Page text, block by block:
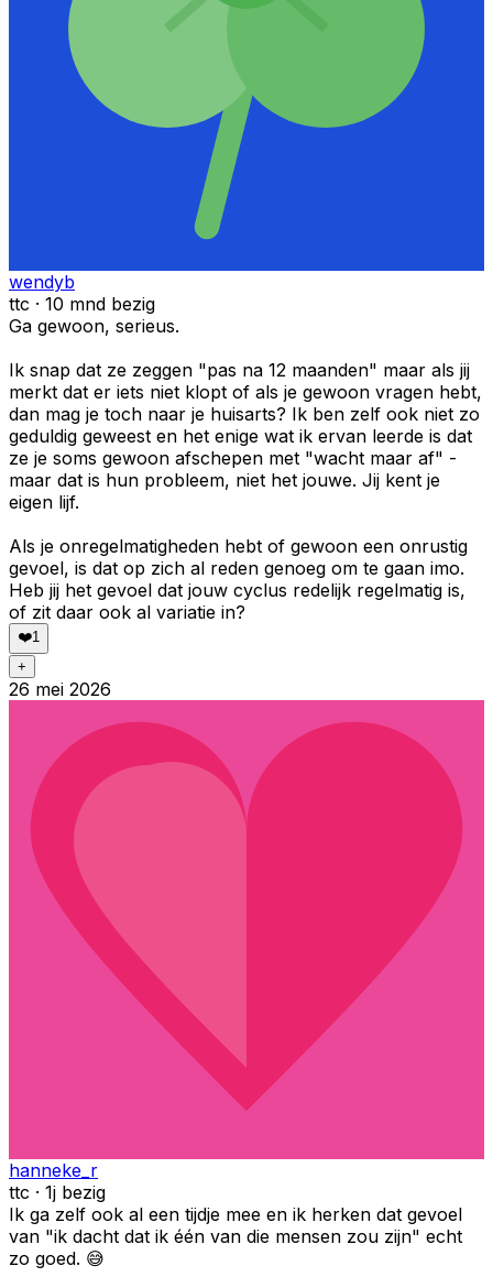
wendyb
ttc · 10 mnd bezig
Ga gewoon, serieus.
Ik snap dat ze zeggen "pas na 12 maanden" maar als jij
merkt dat er iets niet klopt of als je gewoon vragen hebt,
dan mag je toch naar je huisarts? Ik ben zelf ook niet zo
geduldig geweest en het enige wat ik ervan leerde is dat
ze je soms gewoon afschepen met "wacht maar af" -
maar dat is hun probleem, niet het jouwe. Jij kent je
eigen lijf.
Als je onregelmatigheden hebt of gewoon een onrustig
gevoel, is dat op zich al reden genoeg om te gaan imo.
Heb jij het gevoel dat jouw cyclus redelijk regelmatig is,
of zit daar ook al variatie in?
❤️1
+
26 mei 2026
hanneke_r
ttc · 1j bezig
Ik ga zelf ook al een tijdje mee en ik herken dat gevoel
van "ik dacht dat ik één van die mensen zou zijn" echt
zo goed. 😅